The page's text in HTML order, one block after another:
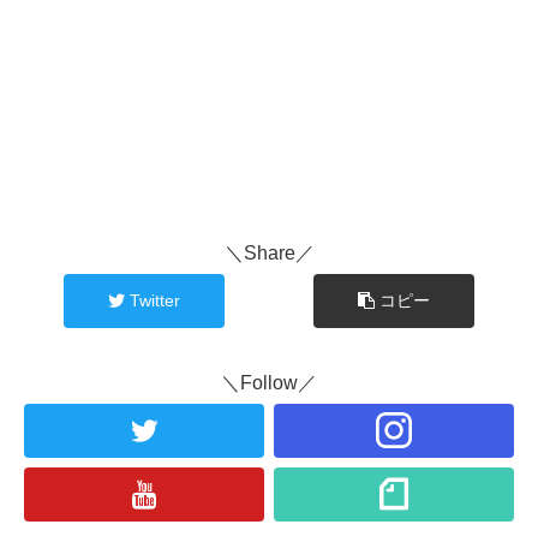
＼Share／
Twitter コピー
＼Follow／